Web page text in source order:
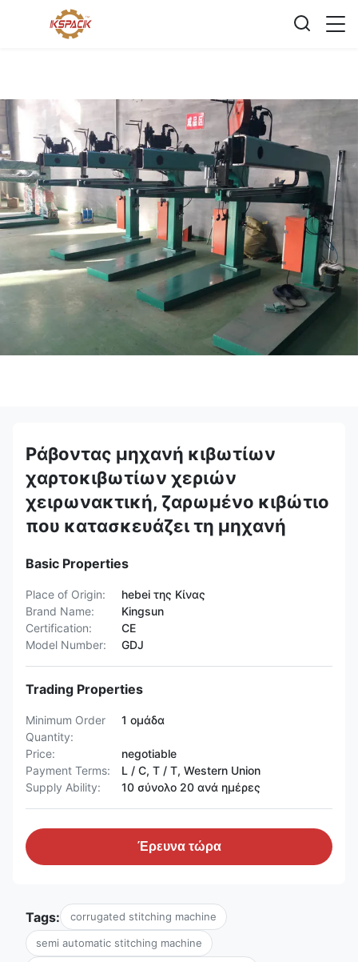
Ράβοντας μηχανή κιβωτίων
χαρτοκιβωτίων χεριών
χειρωνακτική, ζαρωμένο κιβώτιο
που κατασκευάζει τη μηχανή
Basic Properties
Place of Origin:
hebei της Κίνας
Brand Name:
Kingsun
Certification:
CE
Model Number:
GDJ
Trading Properties
Minimum Order
Quantity:
1 ομάδα
Price:
negotiable
Payment Terms:
L / C, T / T, Western Union
Supply Ability:
10 σύνολο 20 ανά ημέρες
Έρευνα τώρα
Tags: corrugated stitching machine
semi automatic stitching machine